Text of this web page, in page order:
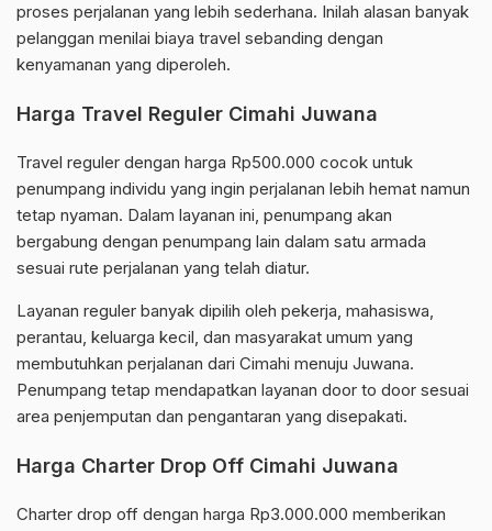
proses perjalanan yang lebih sederhana. Inilah alasan banyak
pelanggan menilai biaya travel sebanding dengan
kenyamanan yang diperoleh.
Harga Travel Reguler Cimahi Juwana
Travel reguler dengan harga Rp500.000 cocok untuk
penumpang individu yang ingin perjalanan lebih hemat namun
tetap nyaman. Dalam layanan ini, penumpang akan
bergabung dengan penumpang lain dalam satu armada
sesuai rute perjalanan yang telah diatur.
Layanan reguler banyak dipilih oleh pekerja, mahasiswa,
perantau, keluarga kecil, dan masyarakat umum yang
membutuhkan perjalanan dari Cimahi menuju Juwana.
Penumpang tetap mendapatkan layanan door to door sesuai
area penjemputan dan pengantaran yang disepakati.
Harga Charter Drop Off Cimahi Juwana
Charter drop off dengan harga Rp3.000.000 memberikan